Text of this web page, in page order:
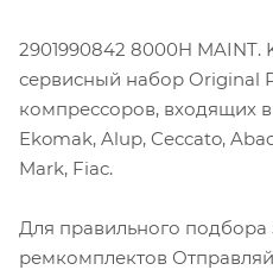
2901990842 8000H MAINT.
сервисный набор Original
компрессоров, входящих
Ekomak, Alup, Ceccato,
Mark, Fiac.
Для правильного подбора
ремкомплектов